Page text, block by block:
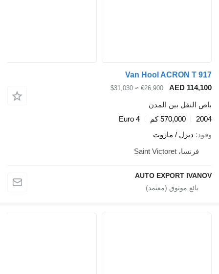
Van Hool ACRON T 917
AED 114,100
€26,900
≈ $31,030
باص النقل بين المدن
2004
570,000 كم
Euro 4
وقود ديزل / مازوت
فرنسا، Saint Victoret
AUTO EXPORT IVANOV